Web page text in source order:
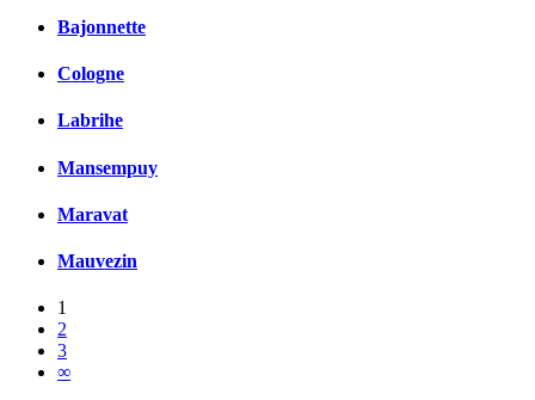
Bajonnette
Cologne
Labrihe
Mansempuy
Maravat
Mauvezin
1
2
3
∞